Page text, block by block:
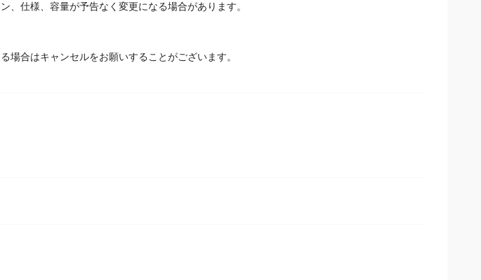
、仕様、容量が予告なく変更になる場合があります。
場合はキャンセルをお願いすることがございます。